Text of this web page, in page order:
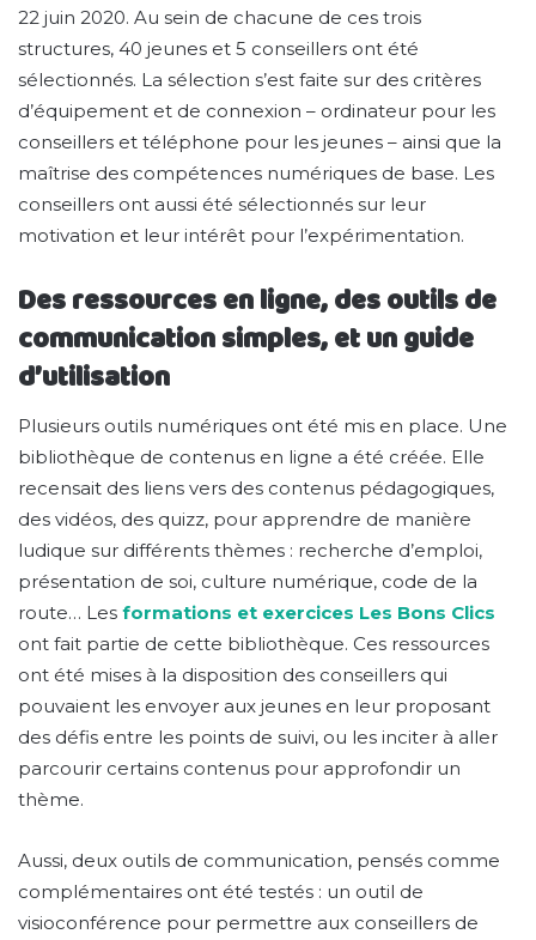
22 juin 2020. Au sein de chacune de ces trois
structures, 40 jeunes et 5 conseillers ont été
sélectionnés. La sélection s’est faite sur des critères
d’équipement et de connexion – ordinateur pour les
conseillers et téléphone pour les jeunes – ainsi que la
maîtrise des compétences numériques de base. Les
conseillers ont aussi été sélectionnés sur leur
motivation et leur intérêt pour l’expérimentation.
Des ressources en ligne, des outils de
communication simples, et un guide
d’utilisation
Plusieurs outils numériques ont été mis en place. Une
bibliothèque de contenus en ligne a été créée. Elle
recensait des liens vers des contenus pédagogiques,
des vidéos, des quizz, pour apprendre de manière
ludique sur différents thèmes : recherche d’emploi,
présentation de soi, culture numérique, code de la
route… Les formations et exercices Les Bons Clics
ont fait partie de cette bibliothèque. Ces ressources
ont été mises à la disposition des conseillers qui
pouvaient les envoyer aux jeunes en leur proposant
des défis entre les points de suivi, ou les inciter à aller
parcourir certains contenus pour approfondir un
thème.
Aussi, deux outils de communication, pensés comme
complémentaires ont été testés : un outil de
visioconférence pour permettre aux conseillers de